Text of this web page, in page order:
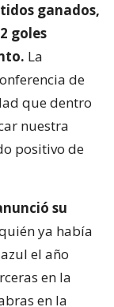
ganados,
goles
La
de
que dentro
nuestra
positivo de
su
ya había
el año
en la
en la